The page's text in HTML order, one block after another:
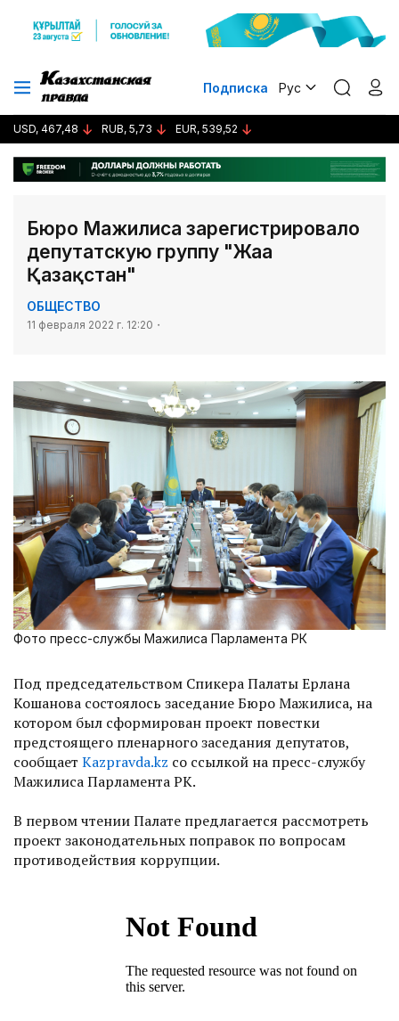
Подписка Рус
USD, 467,48 RUB, 5,73 EUR, 539,52
Бюро Мажилиса зарегистрировало
депутатскую группу "Жаңа
Қазақстан"
ОБЩЕСТВО
11 февраля 2022 г. 12:20
Фото пресс-службы Мажилиса Парламента РК
Под председательством Спикера Палаты Ерлана
Кошанова состоялось заседание Бюро Мажилиса, на
котором был сформирован проект повестки
предстоящего пленарного заседания депутатов,
сообщает Kazpravda.kz со ссылкой на пресс-службу
Мажилиса Парламента РК.
В первом чтении Палате предлагается рассмотреть
проект законодательных поправок по вопросам
противодействия коррупции.